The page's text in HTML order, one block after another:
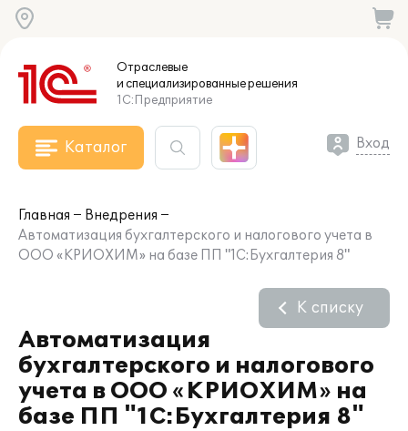
Отраслевые
и специализированныерешения
1С:Предприятие
Каталог Вход
Главная
Внедрения
Автоматизация бухгалтерского и налогового учета в
ООО «КРИОХИМ» на базе ПП "1С:Бухгалтерия 8"
Автоматизация
бухгалтерского и налогового
учета в ООО «КРИОХИМ» на
базе ПП "1С:Бухгалтерия 8"
К списку